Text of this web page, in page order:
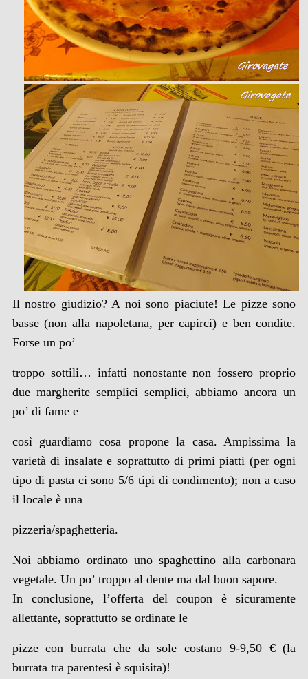
Il nostro giudizio? A noi sono piaciute! Le pizze sono
basse (non alla napoletana, per capirci) e ben condite.
Forse un po’
troppo sottili… infatti nonostante non fossero proprio
due margherite semplici semplici, abbiamo ancora un
po’ di fame e
così guardiamo cosa propone la casa. Ampissima la
varietà di insalate e soprattutto di primi piatti (per ogni
tipo di pasta ci sono 5/6 tipi di condimento); non a caso
il locale è una
pizzeria/spaghetteria.
Noi abbiamo ordinato uno spaghettino alla carbonara
vegetale. Un po’ troppo al dente ma dal buon sapore.
In conclusione, l’offerta del coupon è sicuramente
allettante, soprattutto se ordinate le
pizze con burrata che da sole costano 9-9,50 € (la
burrata tra parentesi è squisita)!